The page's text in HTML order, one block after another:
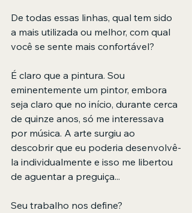
De todas essas linhas, qual tem sido
a mais utilizada ou melhor, com qual
você se sente mais confortável?
É claro que a pintura. Sou
eminentemente um pintor, embora
seja claro que no início, durante cerca
de quinze anos, só me interessava
por música. A arte surgiu ao
descobrir que eu poderia desenvolvê-
la individualmente e isso me libertou
de aguentar a preguiça...
Seu trabalho nos define?